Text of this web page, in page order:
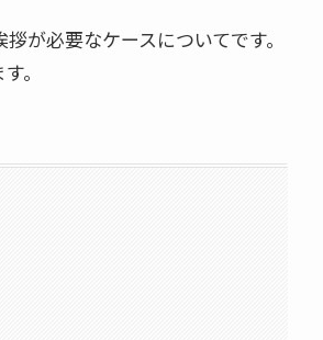
が必要なケースについてです。
。